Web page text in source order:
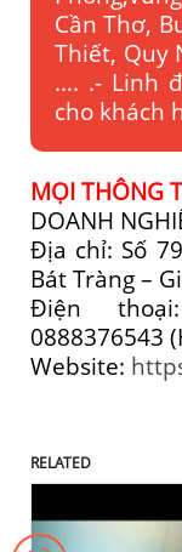
Cần Thơ,
Thiết, Quy
…. .- Linh
cho khách
MỌI THÔNG
DOANH
Địa chỉ: Số
Bát Tràng –
Điện thoại:
0888376543
Website:
RELATED